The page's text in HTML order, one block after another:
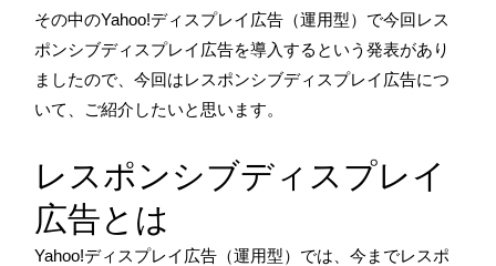
その中のYahoo!ディスプレイ広告（運用型）で今回レス
ポンシブディスプレイ広告を導入するという発表があり
ましたので、今回はレスポンシブディスプレイ広告につ
いて、ご紹介したいと思います。
レスポンシブディスプレイ
広告とは
Yahoo!ディスプレイ広告（運用型）では、今までレスポ